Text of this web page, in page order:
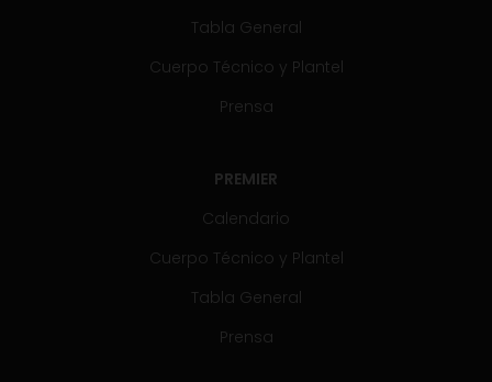
Tabla General
Cuerpo Técnico y Plantel
Prensa
PREMIER
Calendario
Cuerpo Técnico y Plantel
Tabla General
Prensa